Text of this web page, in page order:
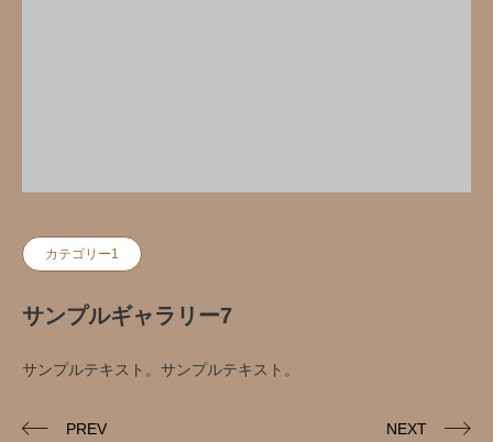
カテゴリー1
サンプルギャラリー7
サンプルテキスト。サンプルテキスト。
PREV NEXT